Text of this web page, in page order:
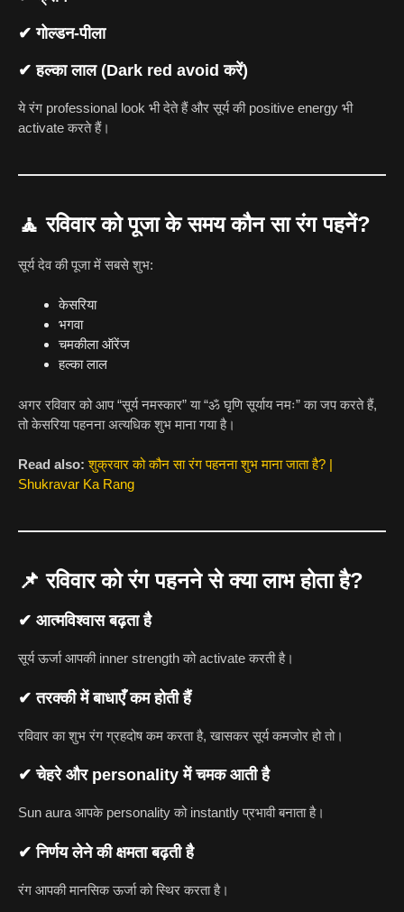
✔ गोल्डन-पीला
✔ हल्का लाल (Dark red avoid करें)
ये रंग professional look भी देते हैं और सूर्य की positive energy भी
activate करते हैं।
🧘रविवार को पूजा के समय कौन सा रंग पहनें?
सूर्य देव की पूजा में सबसे शुभ:
केसरिया
भगवा
चमकीला ऑरेंज
हल्का लाल
अगर रविवार को आप “सूर्य नमस्कार” या “ॐ घृणि सूर्याय नमः” का जप करते हैं,
तो केसरिया पहनना अत्यधिक शुभ माना गया है।
Read also: शुक्रवार को कौन सा रंग पहनना शुभ माना जाता है? |
Shukravar Ka Rang
📌रविवार को रंग पहनने से क्या लाभ होता है?
✔ आत्मविश्वास बढ़ता है
सूर्य ऊर्जा आपकी inner strength को activate करती है।
✔ तरक्की में बाधाएँ कम होती हैं
रविवार का शुभ रंग ग्रहदोष कम करता है, खासकर सूर्य कमजोर हो तो।
✔ चेहरे और personality में चमक आती है
Sun aura आपके personality को instantly प्रभावी बनाता है।
✔ निर्णय लेने की क्षमता बढ़ती है
रंग आपकी मानसिक ऊर्जा को स्थिर करता है।